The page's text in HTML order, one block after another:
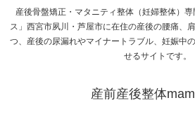
産後骨盤矯正・マタニティ整体（妊婦整体）
ス」西宮市夙川・芦屋市に在住の産後の腰痛、
つ、産後の尿漏れやマイナートラブル、妊娠中
せるサイトです。
産前産後整体